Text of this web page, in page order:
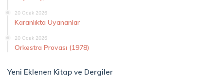
20 Ocak 2026
Karanlıkta Uyananlar
20 Ocak 2026
Orkestra Provası (1978)
Yeni Eklenen Kitap ve Dergiler